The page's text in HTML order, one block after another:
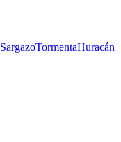
SargazoTormentaHuracán